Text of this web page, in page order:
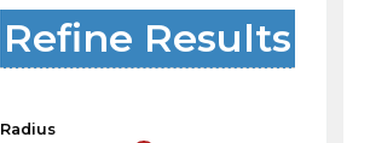
Refine Results
Radius